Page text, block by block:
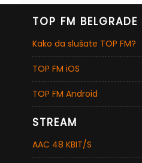
TOP FM BELGRADE
Kako da slušate TOP FM?
TOP FM iOS
TOP FM Android
STREAM
AAC 48 KBIT/S